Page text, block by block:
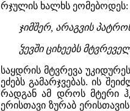
რჯულის ხალხს ეომებოდეს:
ჯიმშერ, არაგვის
ჴევში ციხეებს
საყდრის მტვრევა
ეძებს გამარჯვებას. ის
რადგან ამ დროს მტერი
ერისთავი ზურაბ